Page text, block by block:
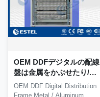
OEM DDFデジタルの配線
盤は金属をかぶせたり/ア
ルミニウム材料ISO9001
の証明
OEM DDF Digital Distribution
Frame Metal / Aluminum